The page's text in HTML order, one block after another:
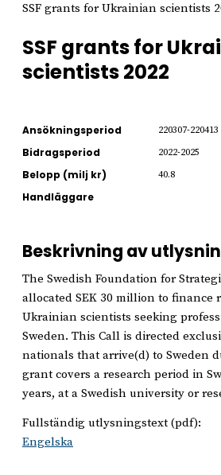
SSF grants for Ukrainian scientists
SSF grants for
scientists 2022
Ansökningsperiod 220307-220413
Bidragsperiod 2022-2025
Belopp (milj kr) 40.8
Handläggare
Beskrivning av
The Swedish Foundation for
allocated SEK 30 million to finance
Ukrainian scientists seeking
Sweden. This Call is directed
nationals that arrive(d) to Sweden
grant covers a research period in
years, at a Swedish university or
Fullständig utlysningstext (pdf):
Engelska